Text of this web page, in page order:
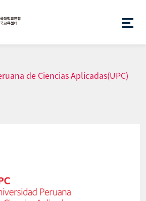
de Ciencias Aplicadas(UPC)